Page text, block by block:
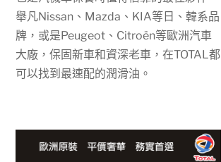
舉凡Nissan 、 Mazda 、 KIA等日、韓系品
牌，或是 Peugeot 、 Citroën等歐洲汽車
大廠，保固新車和資深老車，在TOTAL都
可以找到最速配的潤滑油。